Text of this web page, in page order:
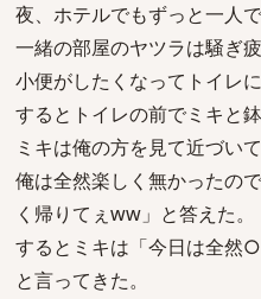
夜、ホテルでもずっと一人
一緒の部屋のヤツラは騒ぎ
小便がしたくなってトイレ
するとトイレの前でミキと
ミキは俺の方を見て近づい
俺は全然楽しく無かったの
く帰りてぇww」と答えた。
するとミキは「今日は全然
と言ってきた。